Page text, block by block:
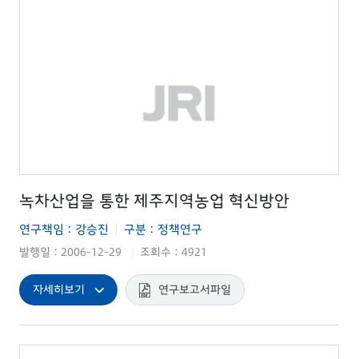
녹차산업을 통한 제주지역농업 혁신방안
연구책임 : 강승진 구분 : 정책연구
발행일 : 2006-12-29 조회수 : 4921
자세히보기 연구보고서파일